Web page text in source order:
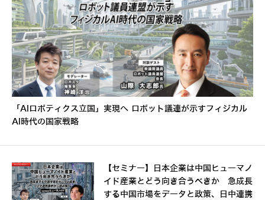
「AIロボティクス立国」実現へ ロボット議連が示すフィジカル
AI時代の国家戦略
【セミナー】日本企業は中国ヒューマノ
イド産業とどう向き合うべきか 急成長
する中国市場をデータと政策、日中連携